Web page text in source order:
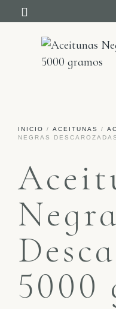
INICIO / ACEITUNAS /
NEGRAS
5000